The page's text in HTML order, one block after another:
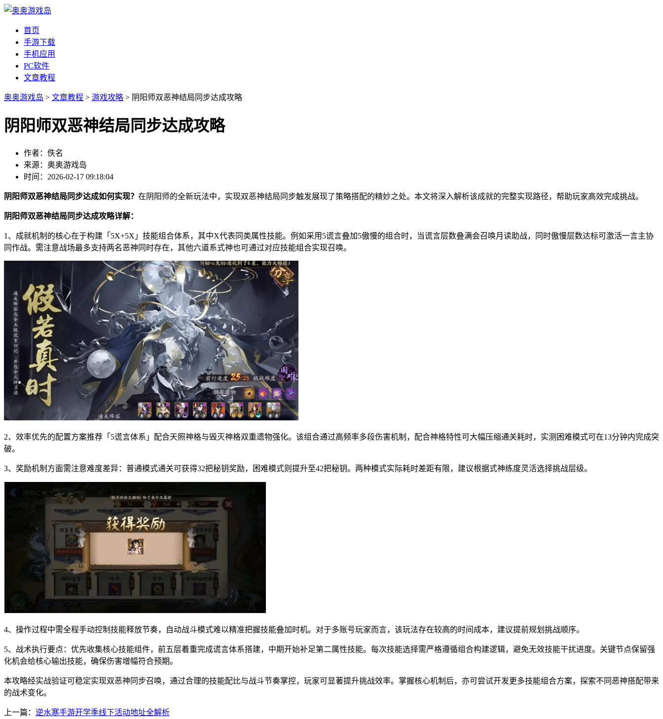
首页
手游下载
手机应用
PC软件
文章教程
奥奥游戏岛 > 文章教程 > 游戏攻略 > 阴阳师双恶神结局同步达成攻略
阴阳师双恶神结局同步达成攻略
作者：佚名
来源：奥奥游戏岛
时间：2026-02-17 09:18:04
阴阳师双恶神结局同步达成如何实现？ 在阴阳师的全新玩法中，实现双恶神结局同步触发展现了策略搭配的精妙之处。本文将深入解析该成就的完整实现路径，帮助玩家高效完成挑战。
阴阳师双恶神结局同步达成攻略详解：
1、成就机制的核心在于构建「5X+5X」技能组合体系，其中X代表同类属性技能。例如采用5谎言叠加5傲慢的组合时，当谎言层数叠满会召唤月读助战，同时傲慢层数达标可激活一言主协
同作战。需注意战场最多支持两名恶神同时存在，其他六道系式神也可通过对应技能组合实现召唤。
2、效率优先的配置方案推荐「5谎言体系」配合天照神格与毁灭神格双重遗物强化。该组合通过高频率多段伤害机制，配合神格特性可大幅压缩通关耗时，实测困难模式可在13分钟内完成突
破。
3、奖励机制方面需注意难度差异：普通模式通关可获得32把秘钥奖励，困难模式则提升至42把秘钥。两种模式实际耗时差距有限，建议根据式神练度灵活选择挑战层级。
4、操作过程中需全程手动控制技能释放节奏，自动战斗模式难以精准把握技能叠加时机。对于多账号玩家而言，该玩法存在较高的时间成本，建议提前规划挑战顺序。
5、战术执行要点：优先收集核心技能组件，前五层着重完成谎言体系搭建，中期开始补足第二属性技能。每次技能选择需严格遵循组合构建逻辑，避免无效技能干扰进度。关键节点保留强
化机会给核心输出技能，确保伤害增幅符合预期。
本攻略经实战验证可稳定实现双恶神同步召唤，通过合理的技能配比与战斗节奏掌控，玩家可显著提升挑战效率。掌握核心机制后，亦可尝试开发更多技能组合方案，探索不同恶神搭配带来
的战术变化。
上一篇： 逆水寒手游开学季线下活动地址全解析